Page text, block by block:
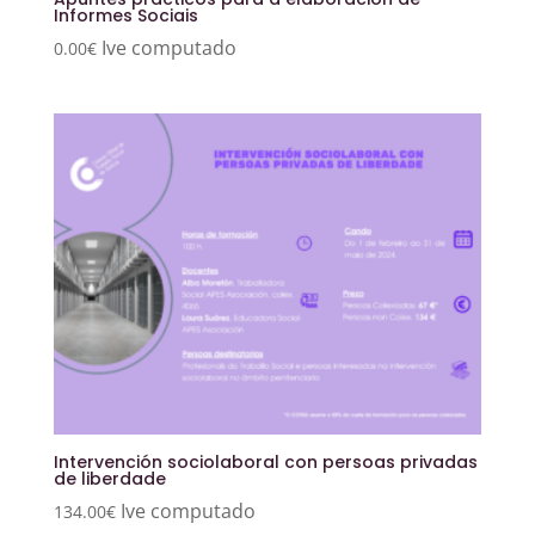
Informes Sociais
0.00€ Ive computado
Intervención sociolaboral con persoas privadas
de liberdade
134.00€ Ive computado